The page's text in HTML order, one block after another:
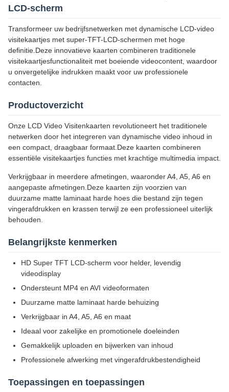
LCD-scherm
Transformeer uw bedrijfsnetwerken met dynamische LCD-video
visitekaartjes met super-TFT-LCD-schermen met hoge
definitie.Deze innovatieve kaarten combineren traditionele
visitekaartjesfunctionaliteit met boeiende videocontent, waardoor
u onvergetelijke indrukken maakt voor uw professionele
contacten.
Productoverzicht
Onze LCD Video Visitenkaarten revolutioneert het traditionele
netwerken door het integreren van dynamische video inhoud in
een compact, draagbaar formaat.Deze kaarten combineren
essentiële visitekaartjes functies met krachtige multimedia impact.
Verkrijgbaar in meerdere afmetingen, waaronder A4, A5, A6 en
aangepaste afmetingen.Deze kaarten zijn voorzien van
duurzame matte laminaat harde hoes die bestand zijn tegen
vingerafdrukken en krassen terwijl ze een professioneel uiterlijk
behouden.
Belangrijkste kenmerken
HD Super TFT LCD-scherm voor helder, levendig
videodisplay
Ondersteunt MP4 en AVI videoformaten
Duurzame matte laminaat harde behuizing
Verkrijgbaar in A4, A5, A6 en maat
Ideaal voor zakelijke en promotionele doeleinden
Gemakkelijk uploaden en bijwerken van inhoud
Professionele afwerking met vingerafdrukbestendigheid
Toepassingen en toepassingen